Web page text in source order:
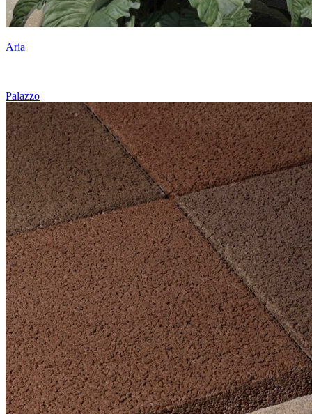
Aria
Palazzo